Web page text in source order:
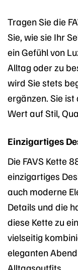
Tragen Sie die
Sie, wie sie Ihr
ein Gefühl von
Alltag oder zu
wird Sie stets
ergänzen. Sie
Wert auf Stil,
Einzigartiges
Die FAVS Kette
einzigartiges
auch moderne
Details und die
diese Kette zu
vielseitig
eleganten